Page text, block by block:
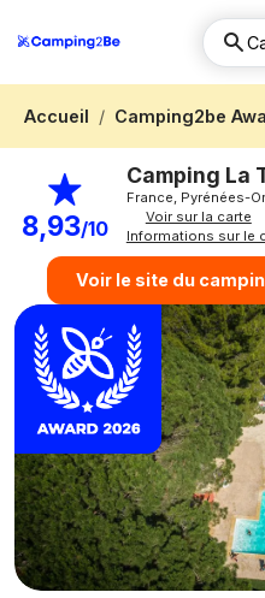
Accueil Camping2be
8,93/10
Camping La
France, Pyrénées-
Voir sur la carte
Informations sur le
Voir le site du